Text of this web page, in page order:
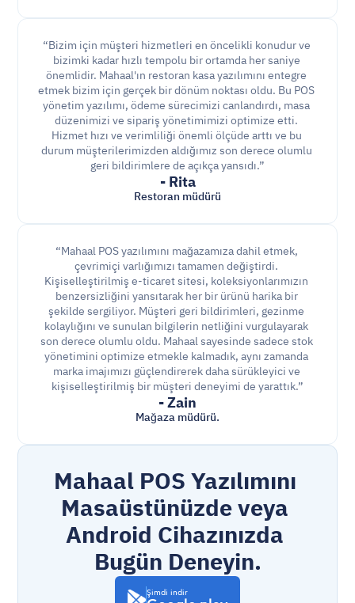
“Bizim için müşteri hizmetleri en öncelikli konudur ve
bizimki kadar hızlı tempolu bir ortamda her saniye
önemlidir. Mahaal'ın restoran kasa yazılımını entegre
etmek bizim için gerçek bir dönüm noktası oldu. Bu POS
yönetim yazılımı, ödeme sürecimizi canlandırdı, masa
düzenimizi ve sipariş yönetimimizi optimize etti.
Hizmet hızı ve verimliliği önemli ölçüde arttı ve bu
durum müşterilerimizden aldığımız son derece olumlu
geri bildirimlere de açıkça yansıdı.”
- Rita
Restoran müdürü
“Mahaal POS yazılımını mağazamıza dahil etmek,
çevrimiçi varlığımızı tamamen değiştirdi.
Kişiselleştirilmiş e-ticaret sitesi, koleksiyonlarımızın
benzersizliğini yansıtarak her bir ürünü harika bir
şekilde sergiliyor. Müşteri geri bildirimleri, gezinme
kolaylığını ve sunulan bilgilerin netliğini vurgulayarak
son derece olumlu oldu. Mahaal sayesinde sadece stok
yönetimini optimize etmekle kalmadık, aynı zamanda
marka imajımızı güçlendirerek daha sürükleyici ve
kişiselleştirilmiş bir müşteri deneyimi de yarattık.”
- Zain
Mağaza müdürü.
Mahaal POS Yazılımını
Masaüstünüzde veya
Android Cihazınızda
Bugün Deneyin.
Şimdi indir